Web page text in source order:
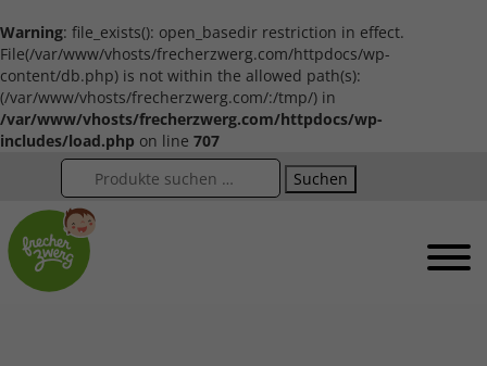
Warning: file_exists(): open_basedir restriction in effect.
File(/var/www/vhosts/frecherzwerg.com/httpdocs/wp-
content/db.php) is not within the allowed path(s):
(/var/www/vhosts/frecherzwerg.com/:/tmp/) in
/var/www/vhosts/frecherzwerg.com/httpdocs/wp-
includes/load.php on line 707
Suchen